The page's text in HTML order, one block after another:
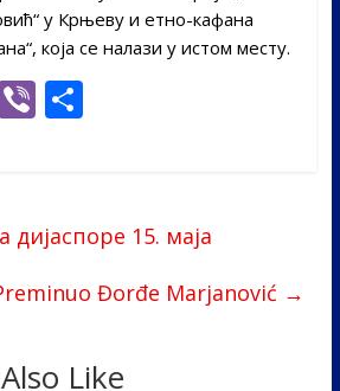
у Крњеву и етно-кафана
која се налази у истом месту.
Vi S
дијаспоре 15. маја
Đorđe Marjanović →
Like